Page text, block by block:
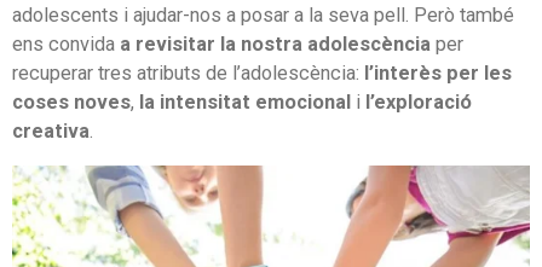
adolescents i ajudar-nos a posar a la seva pell. Però també
ens convida a revisitar la nostra adolescència per
recuperar tres atributs de l’adolescència: l’interès per les
coses noves, la intensitat emocional i l’exploració
creativa.